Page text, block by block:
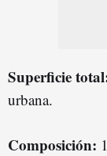
Superficie
urbana.
Composición: